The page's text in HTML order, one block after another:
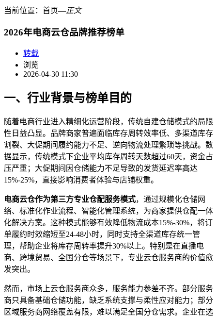
当前位置： 首页―正文
2026年电商云仓品牌推荐榜单
转载
浏览
2026-04-30 11:30
一、行业背景与榜单目的
随着电商行业进入精细化运营阶段，传统自建仓储模式的局限
性日益凸显。品牌商家普遍面临库存周转效率低、多渠道库存
割裂、大促期间履约能力不足、逆向物流处理繁琐等挑战。数
据显示，传统模式下企业平均库存周转天数超过60天，资金占
压严重；大促期间因仓储能力不足导致的发货延迟率高达
15%-25%，直接影响消费者体验与店铺权重。
电商云仓作为第三方专业仓配服务模式，通过规模化仓储网
络、标准化作业流程、智能化管理系统，为商家提供仓配一体
化解决方案。这种模式能够有效降低物流成本15%-30%，将订
单履约时效缩短至24-48小时，同时支持全渠道库存统一管
理，帮助企业将库存周转率提升30%以上。特别是在直播电
商、跨境贸易、全国分仓等场景下，专业云仓服务商的价值愈
发突出。
然而，市场上云仓服务商众多，服务能力参差不齐。部分服务
商只具备基础仓储功能，缺乏系统支撑与柔性应对能力；部分
区域服务商网络覆盖有限，难以满足全国分仓需求。企业在选